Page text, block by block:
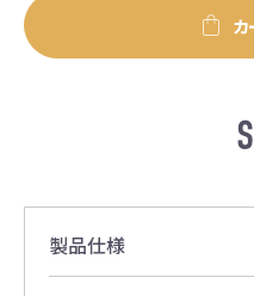
カ
製品仕様